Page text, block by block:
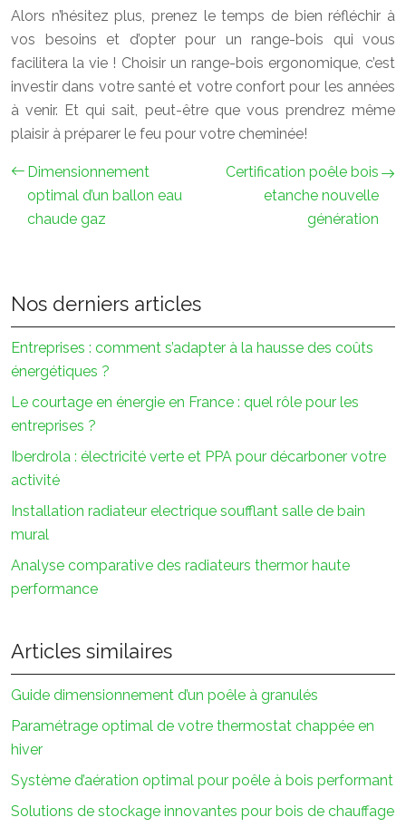
Alors n’hésitez plus, prenez le temps de bien réfléchir à
vos besoins et d’opter pour un range-bois qui vous
facilitera la vie ! Choisir un range-bois ergonomique, c’est
investir dans votre santé et votre confort pour les années
à venir. Et qui sait, peut-être que vous prendrez même
plaisir à préparer le feu pour votre cheminée!
Dimensionnement
optimal d’un ballon eau
chaude gaz
Certification poêle bois
etanche nouvelle
génération
Nos derniers articles
Entreprises : comment s’adapter à la hausse des coûts
énergétiques ?
Le courtage en énergie en France : quel rôle pour les
entreprises ?
Iberdrola : électricité verte et PPA pour décarboner votre
activité
Installation radiateur electrique soufflant salle de bain
mural
Analyse comparative des radiateurs thermor haute
performance
Articles similaires
Guide dimensionnement d’un poêle à granulés
Paramétrage optimal de votre thermostat chappée en
hiver
Système d’aération optimal pour poêle à bois performant
Solutions de stockage innovantes pour bois de chauffage